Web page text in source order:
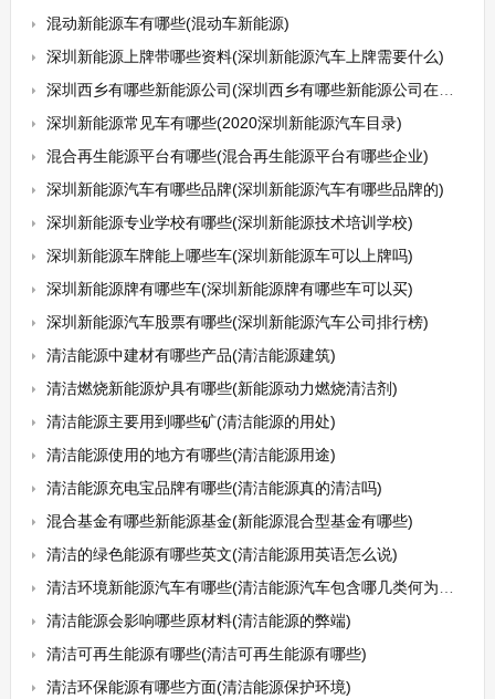
混动新能源车有哪些(混动车新能源)
深圳新能源上牌带哪些资料(深圳新能源汽车上牌需要什么)
深圳西乡有哪些新能源公司(深圳西乡有哪些新能源公司在招工)
深圳新能源常见车有哪些(2020深圳新能源汽车目录)
混合再生能源平台有哪些(混合再生能源平台有哪些企业)
深圳新能源汽车有哪些品牌(深圳新能源汽车有哪些品牌的)
深圳新能源专业学校有哪些(深圳新能源技术培训学校)
深圳新能源车牌能上哪些车(深圳新能源车可以上牌吗)
深圳新能源牌有哪些车(深圳新能源牌有哪些车可以买)
深圳新能源汽车股票有哪些(深圳新能源汽车公司排行榜)
清洁能源中建材有哪些产品(清洁能源建筑)
清洁燃烧新能源炉具有哪些(新能源动力燃烧清洁剂)
清洁能源主要用到哪些矿(清洁能源的用处)
清洁能源使用的地方有哪些(清洁能源用途)
清洁能源充电宝品牌有哪些(清洁能源真的清洁吗)
混合基金有哪些新能源基金(新能源混合型基金有哪些)
清洁的绿色能源有哪些英文(清洁能源用英语怎么说)
清洁环境新能源汽车有哪些(清洁能源汽车包含哪几类何为新能源汽车)
清洁能源会影响哪些原材料(清洁能源的弊端)
清洁可再生能源有哪些(清洁可再生能源有哪些)
清洁环保能源有哪些方面(清洁能源保护环境)